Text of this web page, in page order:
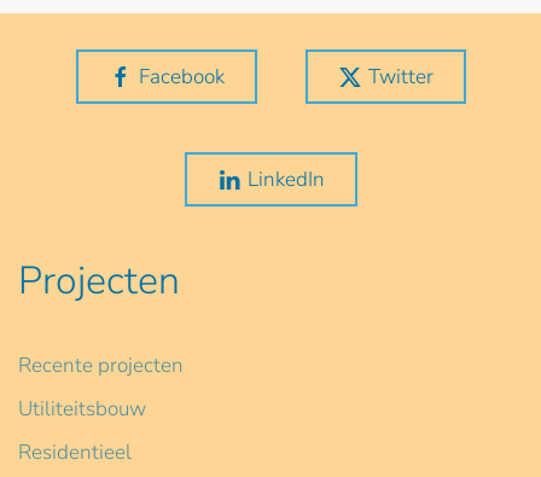
Facebook Twitter
LinkedIn
Projecten
Recente projecten
Utiliteitsbouw
Residentieel